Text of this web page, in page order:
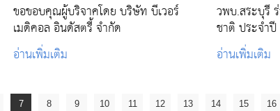
ขอขอบคุณผู้บริจาคโดย บริษัท บีเวอร์
เมดิคอล อินดัสตรี้ จำกัด
อ่านเพิ่มเติม
วพบ.สระบุรี
ชาติ ประจำปี 2569 ณ
สระบุรี
อ่านเพิ่มเติม
7 8 9 10 11 12 13 14 15 16